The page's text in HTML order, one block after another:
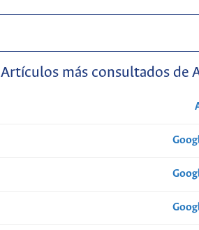
Artículos más consultados de